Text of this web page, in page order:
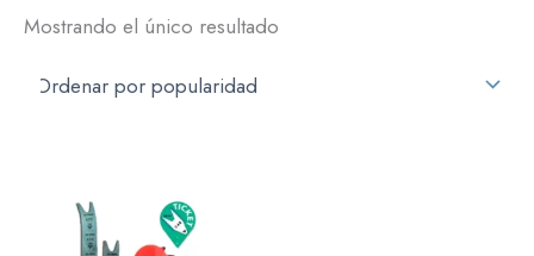
Mostrando el único resultado